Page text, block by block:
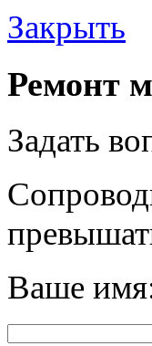
Закрыть
Ремонт
Задать
Ваше